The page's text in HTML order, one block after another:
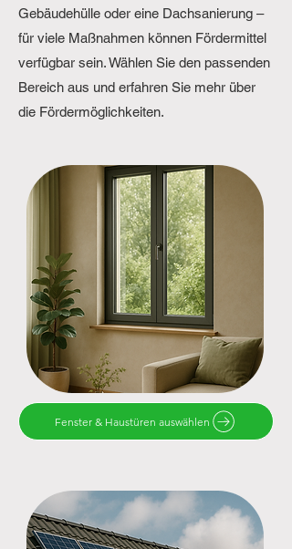
Gebäudehülle oder eine Dachsanierung –
für viele Maßnahmen können Fördermittel
verfügbar sein. Wählen Sie den passenden
Bereich aus und erfahren Sie mehr über
die Fördermöglichkeiten.
Fenster & Haustüren auswählen